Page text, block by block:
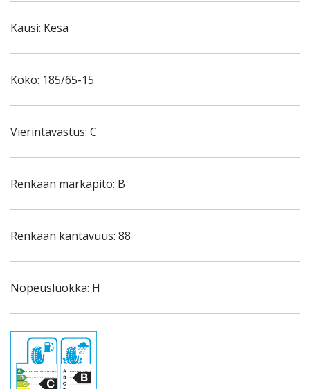
Kausi: Kesä
Koko: 185/65-15
Vierintävastus: C
Renkaan märkäpito: B
Renkaan kantavuus: 88
Nopeusluokka: H